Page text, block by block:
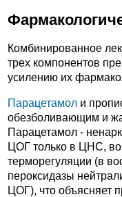
Комбинированное
трех компонентов
усилению их
Парацетамол и
обезболивающим и
Парацетамол -
ЦОГ только в ЦНС,
терморегуляции (в
пероксидазы
ЦОГ), что объясняет